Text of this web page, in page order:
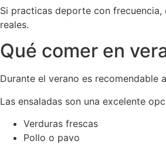
Si practicas deporte con
reales.
Qué comer en
Durante el verano es recomendable
Las ensaladas son una excelente
Verduras frescas
Pollo o pavo